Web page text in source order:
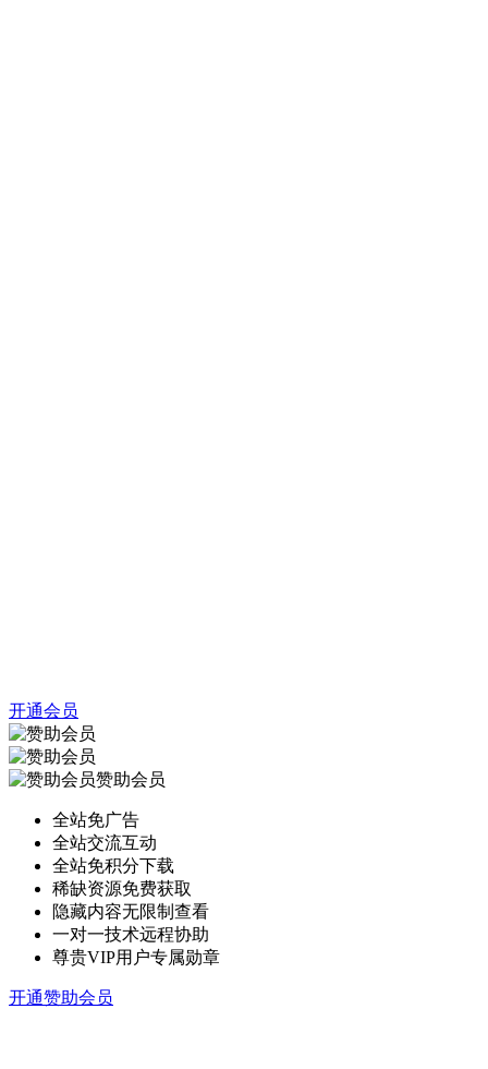
开通会员
赞助会员
全站免广告
全站交流互动
全站免积分下载
稀缺资源免费获取
隐藏内容无限制查看
一对一技术远程协助
尊贵VIP用户专属勋章
开通赞助会员